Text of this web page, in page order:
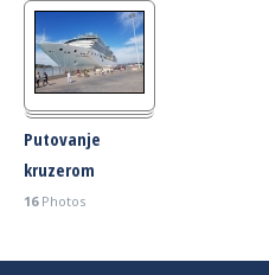
Putovanje
kruzerom
16Photos